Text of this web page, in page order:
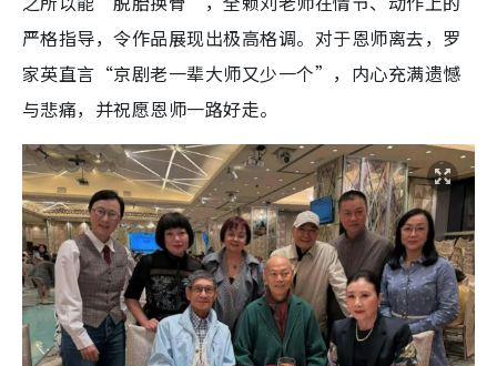
严格指导，令作品展现出极高格调。对于恩师离去，罗
家英直言“京剧老一辈大师又少一个”，内心充满遗憾
与悲痛，并祝愿恩师一路好走。